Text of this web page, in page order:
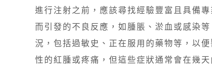
進行注射之前，應該尋找經驗豐富且具備
而引發的不良反應，如腫脹、淤血或感染
況，包括過敏史、正在服用的藥物等，以
性的紅腫或疼痛，但這些症狀通常會在幾